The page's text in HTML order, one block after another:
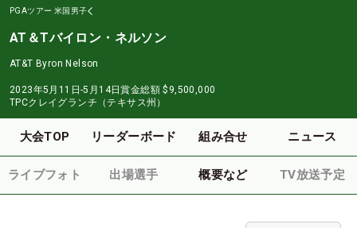
PGAツアー 米国男子
AT＆Tバイロン・ネルソン
AT&T Byron Nelson
2023年5月11日-5月14日賞金総額 $9,500,000
TPCクレイグランチ（テキサス州）
大会TOP リーダーボード 組み合せ ニュース
ライブフォト 出場選手 概要など TV放送予定